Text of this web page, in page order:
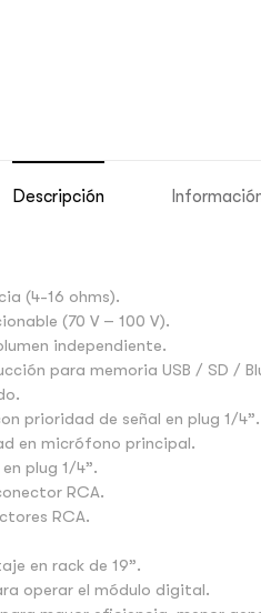
Descripción
(4-16 ohms).
(70 V – 100 V).
independiente.
para memoria USB / SD /
prioridad de señal en plug 1/4”.
en micrófono principal.
plug 1/4”.
RCA.
RCA.
en rack de 19”.
operar el módulo digital.